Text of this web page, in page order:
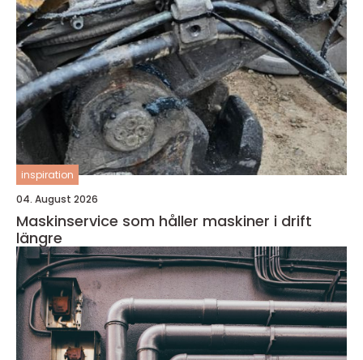
inspiration
04. August 2026
Maskinservice som håller maskiner i drift
längre